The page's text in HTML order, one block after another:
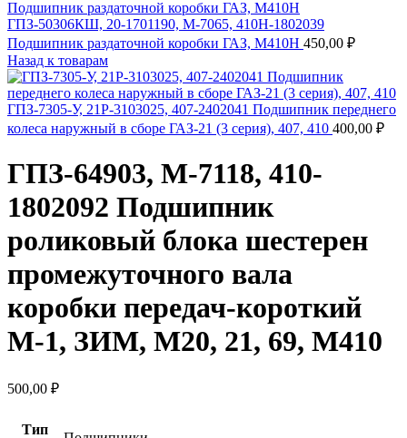
ГПЗ-50306КШ, 20-1701190, М-7065, 410Н-1802039
Подшипник раздаточной коробки ГАЗ, М410Н 450,00 ₽
Назад к товарам
ГПЗ-7305-У, 21Р-3103025, 407-2402041 Подшипник переднего
колеса наружный в сборе ГАЗ-21 (3 серия), 407, 410 400,00 ₽
ГПЗ-64903, М-7118, 410-
1802092 Подшипник
роликовый блока шестерен
промежуточного вала
коробки передач-короткий
М-1, ЗИМ, М20, 21, 69, М410
500,00 ₽
Тип